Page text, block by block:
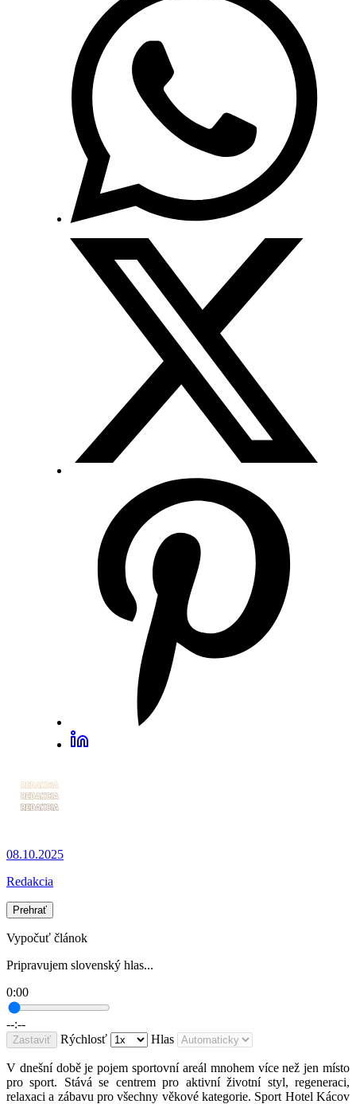
08.10.2025
Redakcia
Prehrať
Vypočuť článok
Pripravujem slovenský hlas...
0:00
--:--
Zastaviť Rýchlosť Hlas
V dnešní době je pojem sportovní areál mnohem více než jen místo
pro sport. Stává se centrem pro aktivní životní styl, regeneraci,
relaxaci a zábavu pro všechny věkovékategorie. Sport Hotel Kácov